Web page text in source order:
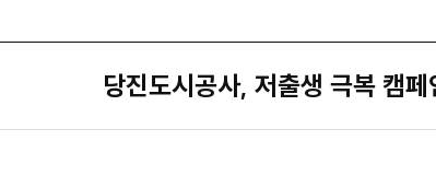
당진도시공사, 저출생 극복 캠페